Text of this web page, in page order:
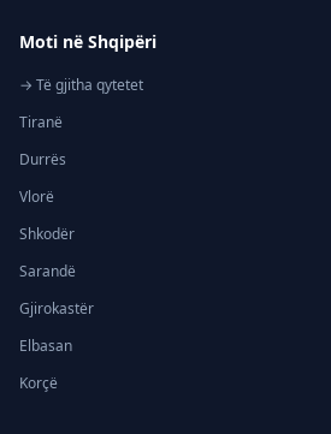
Moti në Shqipëri
→ Të gjitha qytetet
Tiranë
Durrës
Vlorë
Shkodër
Sarandë
Gjirokastër
Elbasan
Korçë